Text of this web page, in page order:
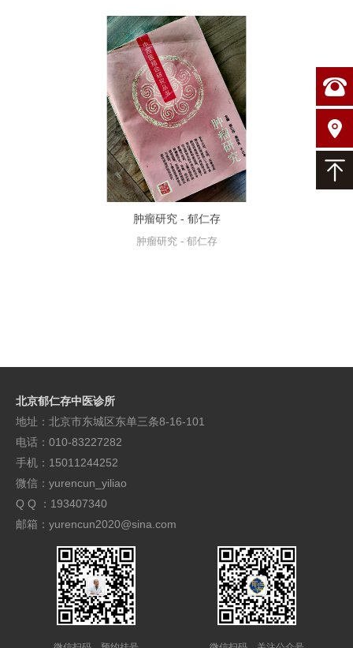
肿瘤研究 - 郁仁存
肿瘤研究 - 郁仁存
北京郁仁存中医诊所
地址：北京市东城区东单三条8-16-101
电话：010-83227282
手机：15011244252
微信：yurencun_yiliao
Q Q ：193407340
邮箱：yurencun2020@sina.com